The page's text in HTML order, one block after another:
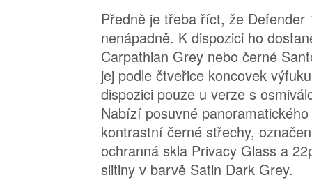
Předně je třeba říct, že Defender
nenápadně. K dispozici ho
Carpathian Grey nebo černé
jej podle čtveřice koncovek
dispozici pouze u verze s
Nabízí posuvné
kontrastní černé střechy,
ochranná skla Privacy Glass a
slitiny v barvě Satin Dark Grey.